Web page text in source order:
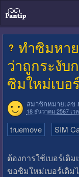
ทำซิมหา
ว่าถูกระงับ
ซิมใหม่เบอ
สมาชิกหมายเลข
18 ธันวาคม 2567 เว
truemove SIM
ต้องการใช้เบอร์เดิ
ขอซิมใหม่เบอร์เดิม